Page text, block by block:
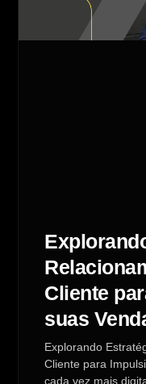
Cliente
suas
Explorando
Cliente para
cada vez mais